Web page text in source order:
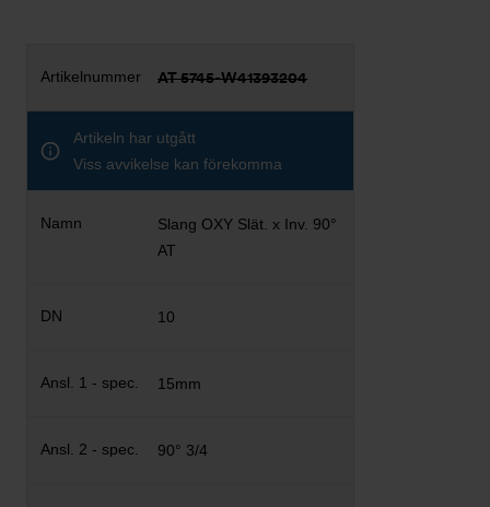
AT 5745-W41393204
Artikeln har utgått
Viss avvikelse kan förekomma
Slang OXY Slät. x Inv. 90°
AT
10
15mm
90° 3/4